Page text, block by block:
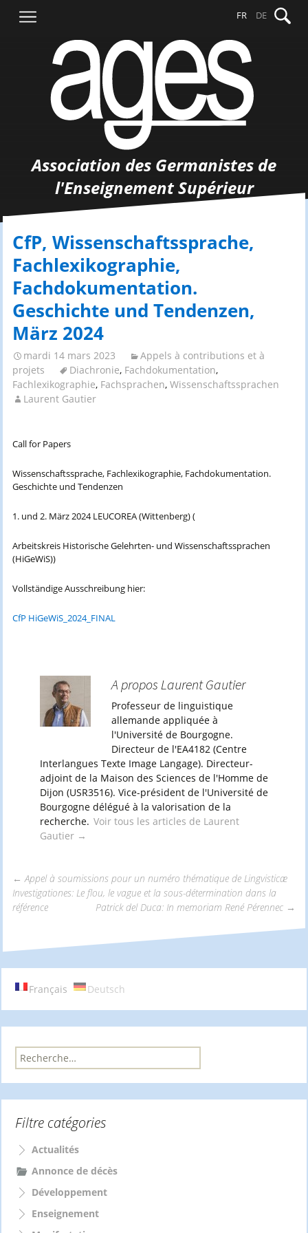
contenu
FR DE
Association des Germanistes de
l'Enseignement Supérieur
CfP, Wissenschaftssprache,
Fachlexikographie,
Fachdokumentation.
Geschichte und Tendenzen,
März 2024
mardi 14 mars 2023
Appels à contributions et à
projets
Diachronie, Fachdokumentation,
Fachlexikographie, Fachsprachen, Wissenschaftssprachen
Laurent Gautier
Call for Papers
Wissenschaftssprache, Fachlexikographie, Fachdokumentation.
Geschichte und Tendenzen
1. und 2. März 2024 LEUCOREA (Wittenberg) (
Arbeitskreis Historische Gelehrten- und Wissenschaftssprachen
(HiGeWiS))
Vollständige Ausschreibung hier:
CfP HiGeWiS_2024_FINAL
A propos Laurent Gautier
Professeur de linguistique
allemande appliquée à
l'Université de Bourgogne.
Directeur de l'EA4182 (Centre
Interlangues Texte Image Langage). Directeur-
adjoint de la Maison des Sciences de l'Homme de
Dijon (USR3516). Vice-président de l'Université de
Bourgogne délégué à la valorisation de la
recherche. Voir tous les articles de Laurent
Gautier →
Navigation
des
articles
← Appel à soumissions pour un numéro thématique de Lingvisticæ
Investigationes: Le flou, le vague et la sous-détermination dans la
référence
Patrick del Duca: In memoriam René Pérennec →
Français Deutsch
R
e
r
h
r
Filtre catégories
Actualités
Annonce de décès
Développement
Enseignement